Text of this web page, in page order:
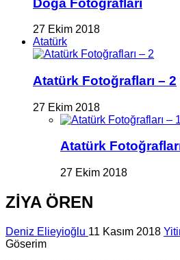
27 Ekim 2018
Atatürk
Atatürk Fotoğrafları – 2
27 Ekim 2018
Atatürk
27 Ekim 2018
ZİYA ÖREN
Deniz Elieyioğlu 11 Kasım 2018
Göserim